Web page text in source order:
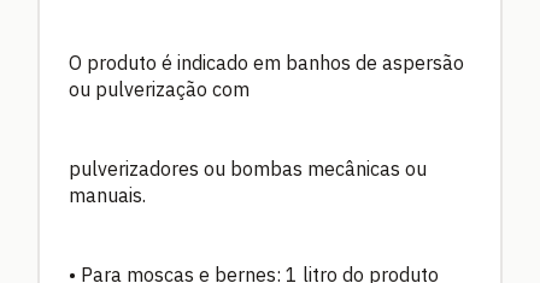
O produto é indicado em banhos de aspersão
ou pulverização com
pulverizadores ou bombas mecânicas ou
manuais.
• Para moscas e bernes: 1 litro do produto